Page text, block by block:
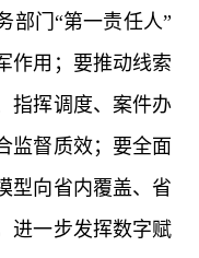
部门“第一责任人”
作用；要推动线索
指挥调度、案件办
监督质效；要全面
型向省内覆盖、省
进一步发挥数字赋